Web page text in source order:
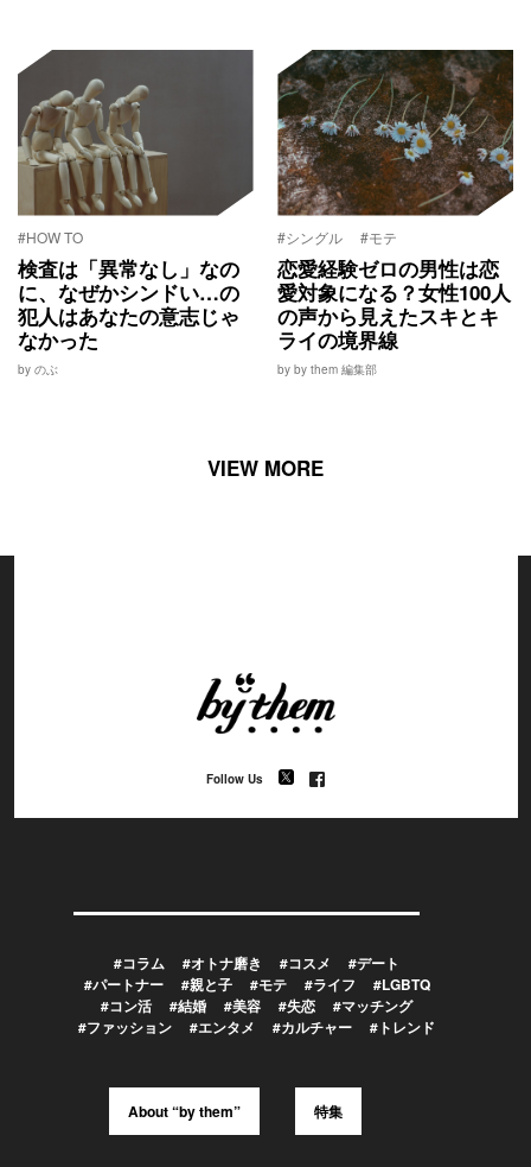
#HOW TO
検査は「異常なし」なの
に、なぜかシンドい…の
犯人はあなたの意志じゃ
なかった
by のぶ
#シングル #モテ
恋愛経験ゼロの男性は恋
愛対象になる？女性100人
の声から見えたスキとキ
ライの境界線
by by them 編集部
VIEW MORE
Follow Us
#コラム #オトナ磨き #コスメ
#デート
#パートナー
#親と子 #モテ #ライフ
#LGBTQ
#コン活
#結婚 #美容 #失恋
#マッチング
#ファッション
#エンタメ #カルチャー #トレンド
About “by them” 特集